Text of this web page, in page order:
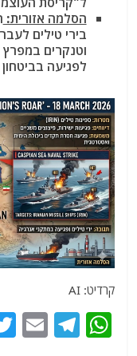
הסלמה אזורית:
בירי טילים
וטנקרים
לפגיעה
קרדיט: AI
W
T
E